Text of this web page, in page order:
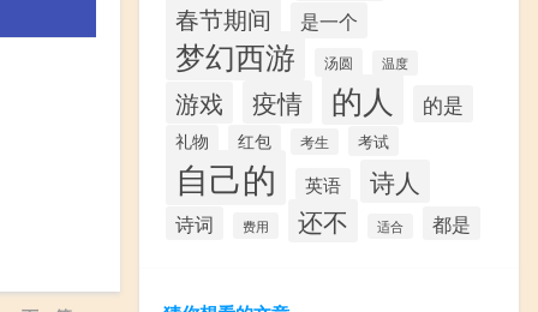
春节期间 是一个
梦幻西游 汤圆 温度
游戏 疫情 的人 的是
礼物 红包 考生 考试
自己的 英语 诗人
诗词 费用 还不 适合 都是